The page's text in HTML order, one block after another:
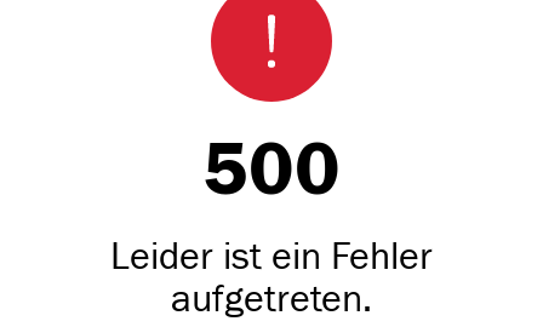
500
Leider ist ein Fehler
aufgetreten.